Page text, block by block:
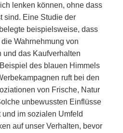
lenken können, ohne dass
sind. Eine Studie der
beispielsweise, dass
Wahrnehmung von
und das Kaufverhalten
des blauen Himmels
ruft bei den
von Frische, Natur
unbewussten Einflüsse
im sozialen Umfeld
auf unser Verhalten, bevor